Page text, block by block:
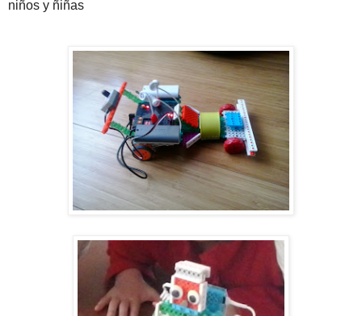
niños y ñiñas